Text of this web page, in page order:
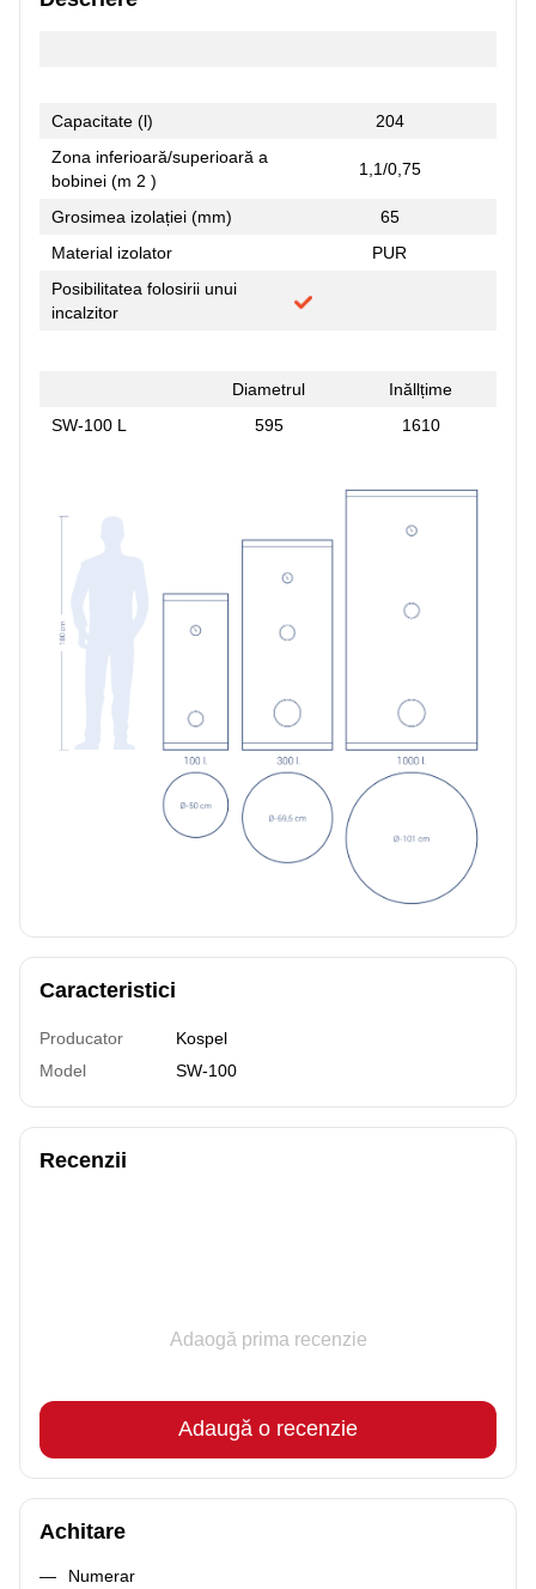
Capacitate (l)
204
Zona inferioară/superioară a
bobinei (m 2 )
1,1/0,75
Grosimea izolației (mm)
65
Material izolator
PUR
Posibilitatea folosirii unui
incalzitor
Diametrul
Inăllțime
SW-100 L
595 1610
Caracteristici
Producator
Kospel
Model
SW-100
Recenzii
Adaogă prima recenzie
Adaugă o recenzie
Achitare
Numerar